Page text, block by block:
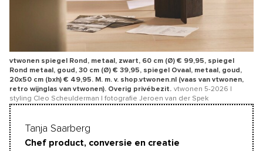
vtwonen spiegel Rond, metaal, zwart, 60 cm (Ø) € 99,95, spiegel
Rond metaal, goud, 30 cm (Ø) € 39,95, spiegel Ovaal, metaal, goud,
20x50 cm (bxh) € 49,95. M. m. v. shop.vtwonen.nl (vaas van vtwonen,
retro wijnglas van vtwonen). Overig privébezit. vtwonen 5-2026 |
styling Cleo Scheulderman | fotografie Jeroen van der Spek
Tanja Saarberg
Chef product, conversie en creatie